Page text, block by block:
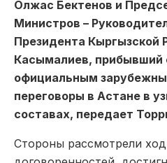
Олжас Бектенов и
Министров –
Президента Кыргызской
Касымалиев, прибывший
официальным
переговоры в Астане в
составах, передает
Стороны рассмотрели